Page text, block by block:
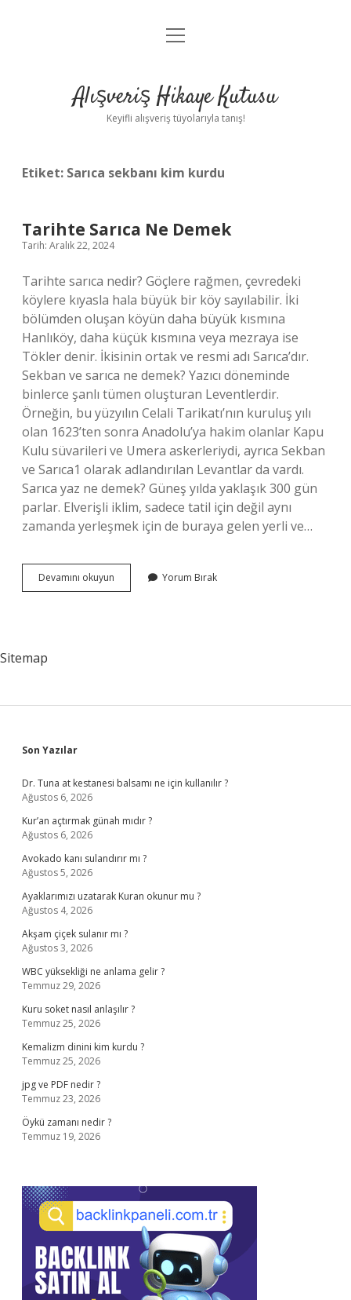
Anasayfa
Yasal Uyarı
menüyü
Alışveriş Hikaye Kutusu
Keyifli alışveriş tüyolarıyla tanış!
Etiket: Sarıca sekbanı kim kurdu
Tarihte Sarıca Ne Demek
Tarih: Aralık 22, 2024
Tarihte sarıca nedir? Göçlere rağmen, çevredeki
köylere kıyasla hala büyük bir köy sayılabilir. İki
bölümden oluşan köyün daha büyük kısmına
Hanlıköy, daha küçük kısmına veya mezraya ise
Tökler denir. İkisinin ortak ve resmi adı Sarıca’dır.
Sekban ve sarıca ne demek? Yazıcı döneminde
binlerce şanlı tümen oluşturan Leventlerdir.
Örneğin, bu yüzyılın Celali Tarikatı’nın kuruluş yılı
olan 1623’ten sonra Anadolu’ya hakim olanlar Kapu
Kulu süvarileri ve Umera askerleriydi, ayrıca Sekban
ve Sarıca1 olarak adlandırılan Levantlar da vardı.
Sarıca yaz ne demek? Güneş yılda yaklaşık 300 gün
parlar. Elverişli iklim, sadece tatil için değil aynı
zamanda yerleşmek için de buraya gelen yerli ve…
Devamını okuyun
Sarıca
Yorum Bırak
Sitemap
Sidebar
Son Yazılar
Dr. Tuna at kestanesi balsamı ne için kullanılır ?
Ağustos 6, 2026
Kur’an açtırmak günah mıdır ?
Ağustos 6, 2026
Avokado kanı sulandırır mı ?
Ağustos 5, 2026
Ayaklarımızı uzatarak Kuran okunur mu ?
Ağustos 4, 2026
Akşam çiçek sulanır mı ?
Ağustos 3, 2026
WBC yüksekliği ne anlama gelir ?
Temmuz 29, 2026
Kuru soket nasıl anlaşılır ?
Temmuz 25, 2026
Kemalizm dinini kim kurdu ?
Temmuz 25, 2026
jpg ve PDF nedir ?
Temmuz 23, 2026
Öykü zamanı nedir ?
Temmuz 19, 2026